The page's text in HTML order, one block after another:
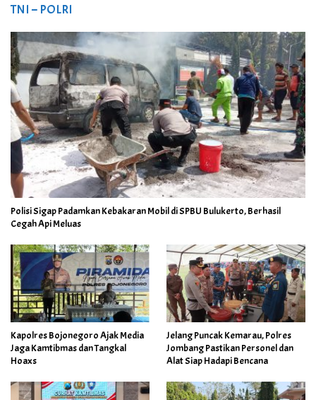
TNI – POLRI
Polisi Sigap Padamkan Kebakaran Mobil di SPBU Bulukerto, Berhasil
Cegah Api Meluas
Kapolres Bojonegoro Ajak Media
Jaga Kamtibmas dan Tangkal
Hoaxs
Jelang Puncak Kemarau, Polres
Jombang Pastikan Personel dan
Alat Siap Hadapi Bencana